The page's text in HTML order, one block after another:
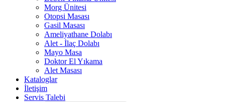
Morg Ünitesi
Otopsi Masası
Gasil Masası
Ameliyathane Dolabı
Alet - İlaç Dolabı
Mayo Masa
Doktor El Yıkama
Alet Masası
Kataloglar
İletişim
Servis Talebi